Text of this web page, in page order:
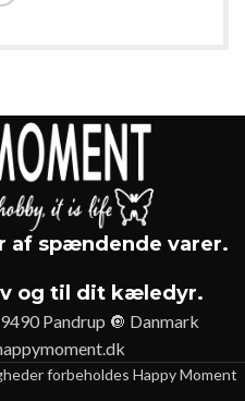
af spændende varer.
og til dit kæledyr.
Pandrup 🔘 Danmark
forbeholdes Happy Moment